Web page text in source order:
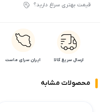
قیمت بهتری سراغ دارید؟
ارسال سریع کالا ایران سرای ماست
محصولات مشابه